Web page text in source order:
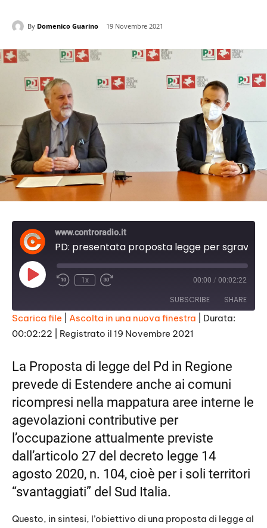
By Domenico Guarino 19 Novembre 2021
www.controradio.it
P
l
E
p
i
e
1x 00:00 / 00:02:22
SUBSCRIBE SHARE
SHARE
LINK
EMBED
Scarica file Ascolta in una nuova finestra
Durata:
00:02:22
Registrato il 19 Novembre 2021
La Proposta di legge del Pd in Regione
prevede di Estendere anche ai comuni
ricompresi nella mappatura aree interne le
agevolazioni contributive per
l’occupazione attualmente previste
dall’articolo 27 del decreto legge 14
agosto 2020, n. 104, cioè per i soli territori
“svantaggiati” del Sud Italia.
Questo, in sintesi, l’obiettivo di una proposta di legge al